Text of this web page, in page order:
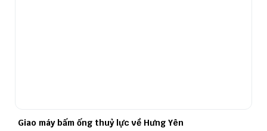
Giao máy bấm ống thuỷ lực về Hưng Yên